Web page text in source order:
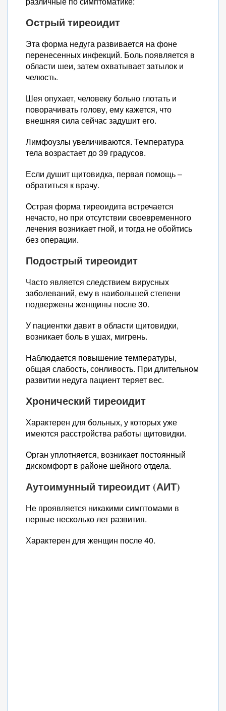
Острый тиреоидит
Эта форма недуга развивается на фоне
перенесенных инфекций. Боль появляется в
области шеи, затем охватывает затылок и
челюсть.
Шея опухает, человеку больно глотать и
поворачивать голову, ему кажется, что
внешняя сила сейчас задушит его.
Лимфоузлы увеличиваются. Температура
тела возрастает до 39 градусов.
Если душит щитовидка, первая помощь –
обратиться к врачу.
Острая форма тиреоидита встречается
нечасто, но при отсутствии своевременного
лечения возникает гной, и тогда не обойтись
без операции.
Подострый тиреоидит
Часто является следствием вирусных
заболеваний, ему в наибольшей степени
подвержены женщины после 30.
У пациентки давит в области щитовидки,
возникает боль в ушах, мигрень.
Наблюдается повышение температуры,
общая слабость, сонливость. При длительном
развитии недуга пациент теряет вес.
Хронический тиреоидит
Характерен для больных, у которых уже
имеются расстройства работы щитовидки.
Орган уплотняется, возникает постоянный
дискомфорт в районе шейного отдела.
Аутоимунный тиреоидит (АИТ)
Не проявляется никакими симптомами в
первые несколько лет развития.
Характерен для женщин после 40.